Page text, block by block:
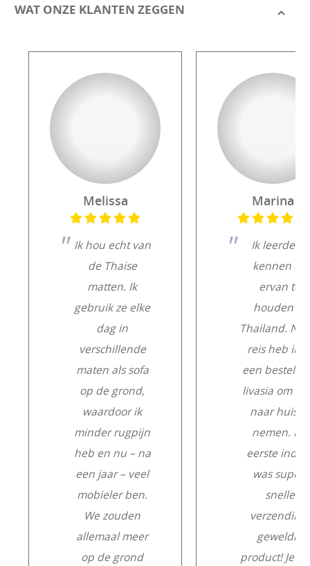
WAT ONZE KLANTEN ZEGGEN
Ik leerde ze
kennen en
ervan te
houden in
Thailand. Na
reis heb ik
een besteld
livasia om
naar huis te
nemen. De
eerste
was super:
snelle
verzending,
geweldig
product! Je
Marina
Ik hou echt van
de Thaise
matten. Ik
gebruik ze elke
dag in
verschillende
maten als sofa
op de grond,
waardoor ik
minder rugpijn
heb en nu – na
een jaar – veel
mobieler ben.
We zouden
allemaal meer
op de grond
Melissa